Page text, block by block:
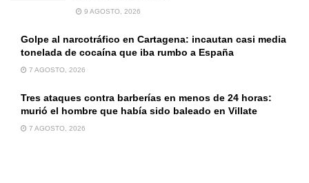
9 AGOSTO, 2026
Golpe al narcotráfico en Cartagena: incautan casi media
tonelada de cocaína que iba rumbo a España
7 AGOSTO, 2026
Tres ataques contra barberías en menos de 24 horas:
murió el hombre que había sido baleado en Villate
7 AGOSTO, 2026